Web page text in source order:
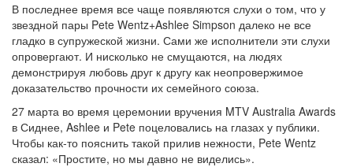
В последнее время все чаще появляются слухи о том, что у
звездной пары Pete Wentz+Ashlee Simpson далеко не все
гладко в супружеской жизни. Сами же исполнители эти слухи
опровергают. И нисколько не смущаются, на людях
демонстрируя любовь друг к другу как неопровержимое
доказательство прочности их семейного союза.
27 марта во время церемонии вручения MTV Australia Awards
в Сиднее, Ashlee и Pete поцеловались на глазах у публики.
Чтобы как-то пояснить такой прилив нежности, Pete Wentz
сказал: «Простите, но мы давно не виделись».